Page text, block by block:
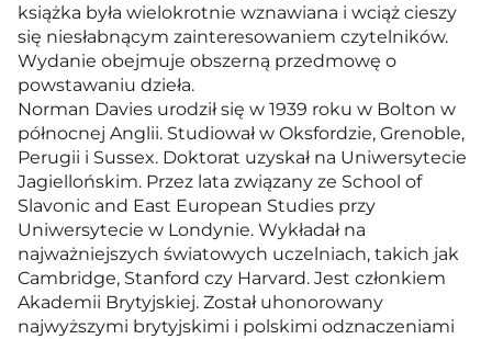
książka była wielokrotnie wznawiana i wciąż cieszy
się niesłabnącym zainteresowaniem czytelników.
Wydanie obejmuje obszerną przedmowę o
powstawaniu dzieła.
Norman Davies urodził się w 1939 roku w Bolton w
północnej Anglii. Studiował w Oksfordzie, Grenoble,
Perugii i Sussex. Doktorat uzyskał na Uniwersytecie
Jagiellońskim. Przez lata związany ze School of
Slavonic and East European Studies przy
Uniwersytecie w Londynie. Wykładał na
najważniejszych światowych uczelniach, takich jak
Cambridge, Stanford czy Harvard. Jest członkiem
Akademii Brytyjskiej. Został uhonorowany
najwyższymi brytyjskimi i polskimi odznaczeniami